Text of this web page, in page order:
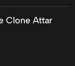
Clone Attar